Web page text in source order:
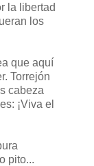
la libertad
los
que aquí
Torrejón
cabeza
¡Viva el
pito...